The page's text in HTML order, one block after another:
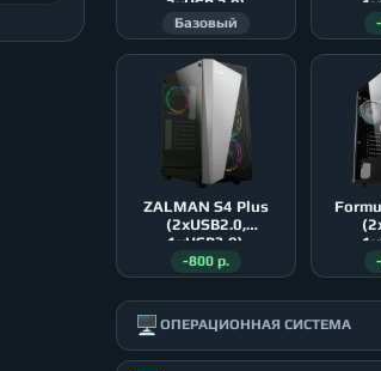
2xUSB 2.0)
Базовый
ZALMAN S4 Plus
(2xUSB2.0,
1xUSB3.0)
-800 р.
🖥️ ОПЕРАЦИОННАЯ СИСТЕМА